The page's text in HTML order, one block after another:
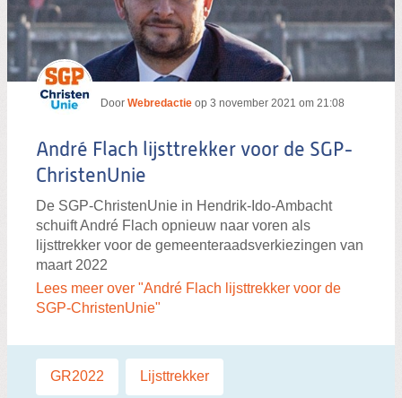
Door Webredactie op 3 november 2021 om 21:08
André Flach lijsttrekker voor de SGP-
ChristenUnie
De SGP-ChristenUnie in Hendrik-Ido-Ambacht
schuift André Flach opnieuw naar voren als
lijsttrekker voor de gemeenteraadsverkiezingen van
maart 2022
Lees meer over "André Flach lijsttrekker voor de
SGP-ChristenUnie"
Labels:
GR2022 Lijsttrekker